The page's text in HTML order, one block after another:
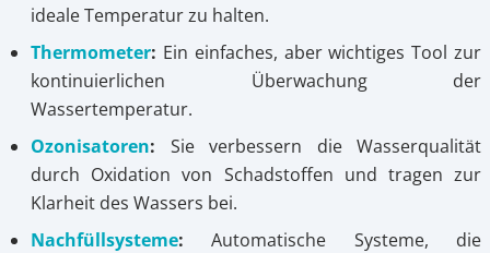
ideale Temperatur zu halten.
Thermometer: Ein einfaches, aber wichtiges Tool zur
kontinuierlichen Überwachung der
Wassertemperatur.
Ozonisatoren: Sie verbessern die Wasserqualität
durch Oxidation von Schadstoffen und tragen zur
Klarheit des Wassers bei.
Nachfüllsysteme: Automatische Systeme, die